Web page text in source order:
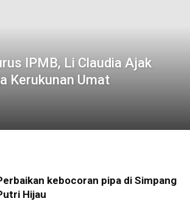
IPMB, Li Claudia Ajak
Kerukunan Umat
kebocoran pipa di Simpang
Hijau